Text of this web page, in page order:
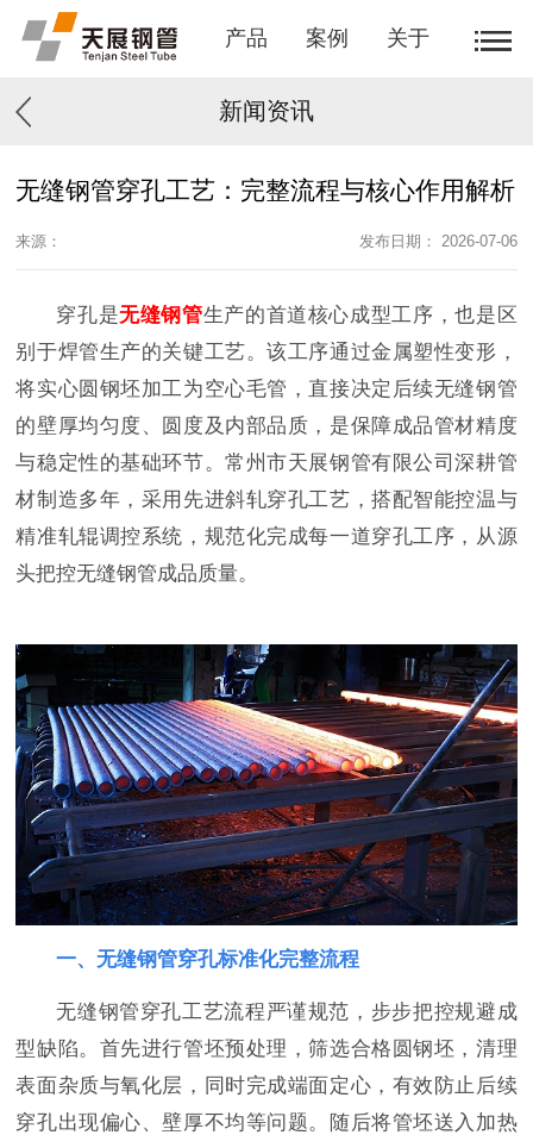
产品 案例 关于
新闻资讯
无缝钢管穿孔工艺：完整流程与核心作用解析
来源： 发布日期： 2026-07-06
穿孔是无缝钢管生产的首道核心成型工序，也是区
别于焊管生产的关键工艺。该工序通过金属塑性变形，
将实心圆钢坯加工为空心毛管，直接决定后续无缝钢管
的壁厚均匀度、圆度及内部品质，是保障成品管材精度
与稳定性的基础环节。常州市天展钢管有限公司深耕管
材制造多年，采用先进斜轧穿孔工艺，搭配智能控温与
精准轧辊调控系统，规范化完成每一道穿孔工序，从源
头把控无缝钢管成品质量。
一、无缝钢管穿孔标准化完整流程
无缝钢管穿孔工艺流程严谨规范，步步把控规避成
型缺陷。首先进行管坯预处理，筛选合格圆钢坯，清理
表面杂质与氧化层，同时完成端面定心，有效防止后续
穿孔出现偏心、壁厚不均等问题。随后将管坯送入加热